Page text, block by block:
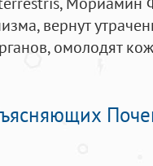
вернут
омолодят